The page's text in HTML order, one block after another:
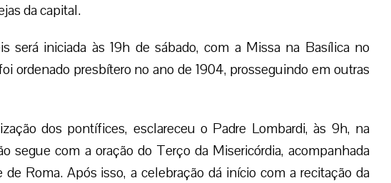
da capital.
será iniciada às 19h de sábado, com a Missa na Basílica no
ordenado presbítero no ano de 1904, prosseguindo em outras
dos pontífices, esclareceu o Padre Lombardi, às 9h, na
segue com a oração do Terço da Misericórdia, acompanhada
Roma. Após isso, a celebração dá início com a recitação da